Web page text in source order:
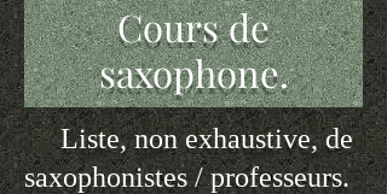
Cours de
saxophone.
Liste, non exhaustive, de
saxophonistes / professeurs.